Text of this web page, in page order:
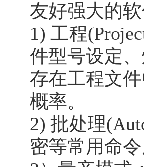
友好强大的
1) 工程
件型号设定
存在工程文
概率。
2) 批处理
密等常用命